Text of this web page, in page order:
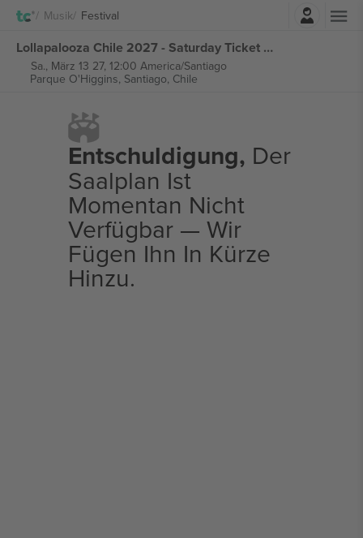
Musik Festival
Lollapalooza Chile 2027 - Saturday Ticket tickets
Sa., März 13 27, 12:00 America/Santiago
Parque O'Higgins, Santiago, Chile
Entschuldigung, Der
Saalplan Ist
Momentan Nicht
Verfügbar — Wir
Fügen Ihn In Kürze
Hinzu.